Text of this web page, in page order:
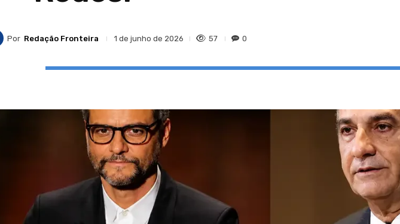
Por Redação Fronteira 1 de junho de 2026 57 0